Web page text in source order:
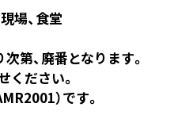
場、食堂
第、廃番となります。
ください。
）です。